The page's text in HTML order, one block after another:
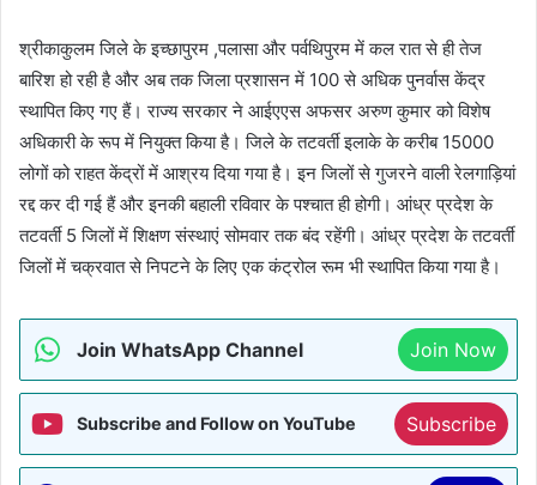
श्रीकाकुलम जिले के इच्छापुरम ,पलासा और पर्वथिपुरम में कल रात से ही तेज
बारिश हो रही है और अब तक जिला प्रशासन में 100 से अधिक पुनर्वास केंद्र
स्थापित किए गए हैं। राज्य सरकार ने आईएएस अफसर अरुण कुमार को विशेष
अधिकारी के रूप में नियुक्त किया है। जिले के तटवर्ती इलाके के करीब 15000
लोगों को राहत केंद्रों में आश्रय दिया गया है। इन जिलों से गुजरने वाली रेलगाड़ियां
रद्द कर दी गई हैं और इनकी बहाली रविवार के पश्चात ही होगी। आंध्र प्रदेश के
तटवर्ती 5 जिलों में शिक्षण संस्थाएं सोमवार तक बंद रहेंगी। आंध्र प्रदेश के तटवर्ती
जिलों में चक्रवात से निपटने के लिए एक कंट्रोल रूम भी स्थापित किया गया है।
Join WhatsApp Channel Join Now
Subscribe and Follow on YouTube Subscribe